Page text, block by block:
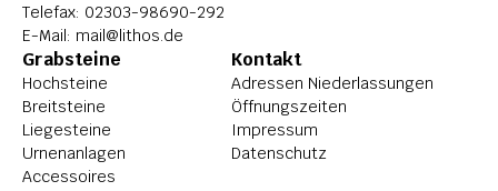
Telefax: 02303-98690-292
E-Mail: mail@lithos.de
Grabsteine
Hochsteine
Breitsteine
Liegesteine
Urnenanlagen
Accessoires
Kontakt
Adressen Niederlassungen
Öffnungszeiten
Impressum
Datenschutz